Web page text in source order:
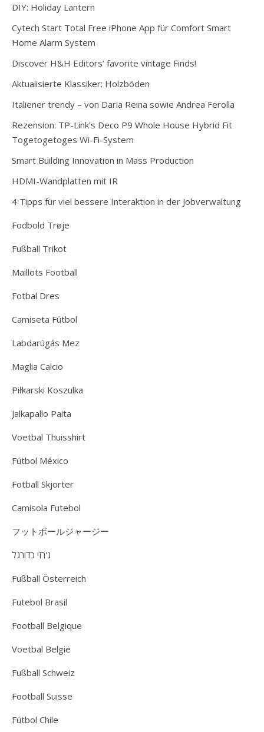
DIY: Holiday Lantern
Cytech Start Total Free iPhone App für Comfort Smart
Home Alarm System
Discover H&H Editors’ favorite vintage Finds!
Aktualisierte Klassiker: Holzböden
Italiener trendy – von Daria Reina sowie Andrea Ferolla
Rezension: TP-Link’s Deco P9 Whole House Hybrid Fit
Togetogetoges Wi-Fi-System
Smart Building Innovation in Mass Production
HDMI-Wandplatten mit IR
4 Tipps für viel bessere Interaktion in der Jobverwaltung
Fodbold Trøje
Fußball Trikot
Maillots Football
Fotbal Dres
Camiseta Fútbol
Labdarúgás Mez
Maglia Calcio
Piłkarski Koszulka
Jalkapallo Paita
Voetbal Thuisshirt
Fútbol México
Fotball Skjorter
Camisola Futebol
フットボールジャージー
ג'רזי כדורגל
Fußball Österreich
Futebol Brasil
Football Belgique
Voetbal België
Fußball Schweiz
Football Suisse
Fútbol Chile